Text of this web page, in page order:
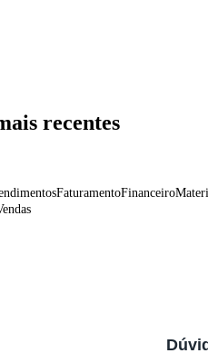
recentes
FaturamentoFinanceiro